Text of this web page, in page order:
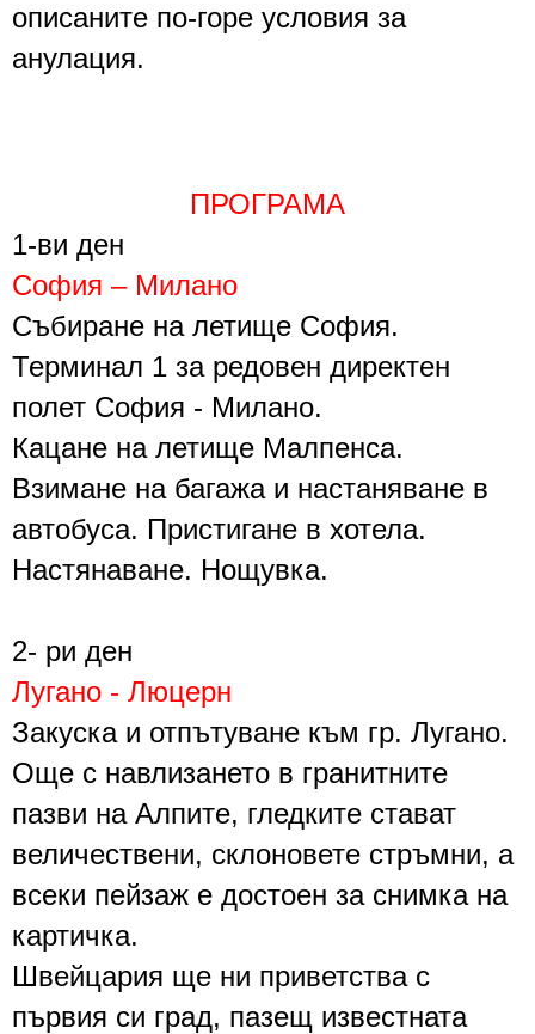
описаните по-горе условия за
анулация.
ПРОГРАМА
1-ви ден
София – Милано
Събиране на летище София.
Терминал 1 за редовен директен
полет София - Милано.
Кацане на летище Малпенса.
Взимане на багажа и настаняване в
автобуса. Пристигане в хотела.
Настянаване. Нощувка.
2- ри ден
Лугано - Люцерн
Закуска и отпътуване към гр. Лугано.
Още с навлизането в гранитните
пазви на Алпите, гледките стават
величествени, склоновете стръмни, а
всеки пейзаж е достоен за снимка на
картичка.
Швейцария ще ни приветства с
първия си град, пазещ известната